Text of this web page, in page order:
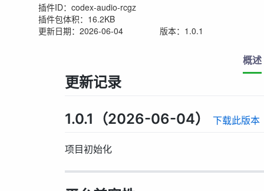
插件ID：codex-audio-rcgz
插件包体积：16.2KB
更新日期：2026-06-04
版本：1.0.1
概述
更新记录
1.0.1（2026-06-04）下载此版本
项目初始化